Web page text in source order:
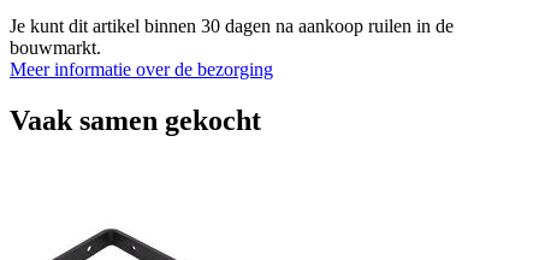
Je kunt dit artikel binnen 30 dagen na aankoop ruilen in de
bouwmarkt.
Meer informatie over de bezorging
Vaak samen gekocht